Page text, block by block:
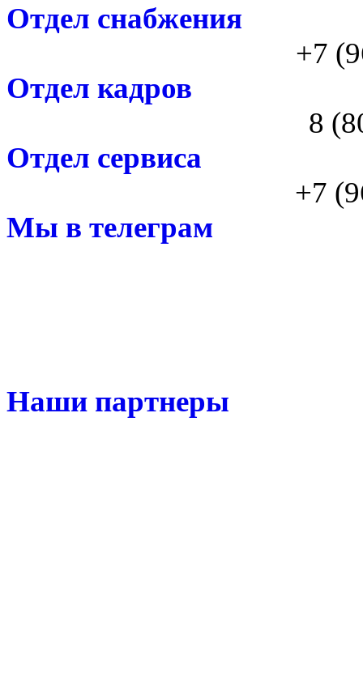
Отдел снабжения
+7
Отдел кадров
8
Отдел сервиса
+7
Мы в телеграм
Наши партнеры